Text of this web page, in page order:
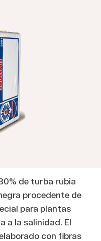
de turba rubia
procedente de
para plantas
a la salinidad. El
con fibras